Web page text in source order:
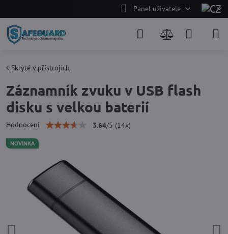
Panel uživatele
NOVINKA
Skryté v přístrojích
Záznamník zvuku v USB flash
disku s velkou baterií
Hodnocení 3.64/5 (14x)